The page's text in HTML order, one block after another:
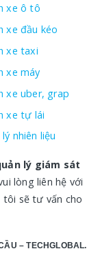
xe ô tô
xe đầu kéo
xe taxi
xe máy
xe uber, grap
xe tự lái
nhiên liệu
lý giám sát
lòng liên hệ với
sẽ tư vấn cho
– TECHGLOBAL.